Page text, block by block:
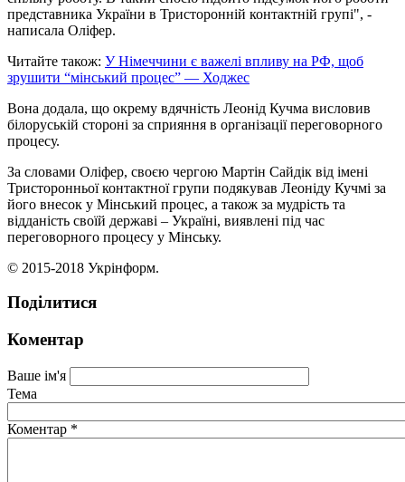
представника України в Тристоронній контактній групі", -
написала Оліфер.
Читайте також: У Німеччини є важелі впливу на РФ, щоб
зрушити “мінський процес” — Ходжес
Вона додала, що окрему вдячність Леонід Кучма висловив
білоруській стороні за сприяння в організації переговорного
процесу.
За словами Оліфер, своєю чергою Мартін Сайдік від імені
Тристоронньої контактної групи подякував Леоніду Кучмі за
його внесок у Мінський процес, а також за мудрість та
відданість своїй державі – Україні, виявлені під час
переговорного процесу у Мінську.
© 2015-2018 Укрінформ.
Поділитися
Коментар
Ваше ім'я
Тема
Коментар *